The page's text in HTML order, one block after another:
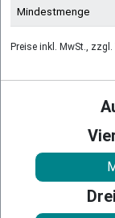
Mindestmenge
Preise inkl. MwSt., zzgl.